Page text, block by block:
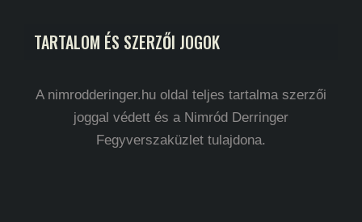
TARTALOM ÉS SZERZŐI JOGOK
A nimrodderinger.hu oldal teljes tartalma szerzői
joggal védett és a Nimród Derringer
Fegyverszaküzlet tulajdona.